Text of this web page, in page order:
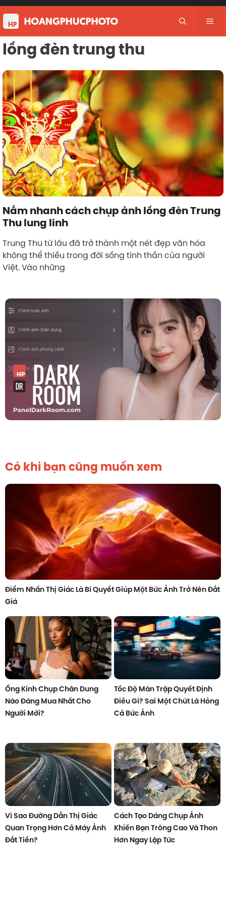
Skip
to
content
lồng đèn trung thu
Nắm nhanh cách chụp ảnh lồng đèn Trung
Thu lung linh
Trung Thu từ lâu đã trở thành một nét đẹp văn hóa
không thể thiếu trong đời sống tinh thần của người
Việt. Vào những
Có khi bạn cũng muốn xem
Điểm Nhấn Thị Giác Là Bí Quyết Giúp Một Bức Ảnh Trở Nên Đắt
Giá
Ống Kính Chụp Chân Dung
Nào Đáng Mua Nhất Cho
Người Mới?
Tốc Độ Màn Trập Quyết Định
Điều Gì? Sai Một Chút Là Hỏng
Cả Bức Ảnh
Vì Sao Đường Dẫn Thị Giác
Quan Trọng Hơn Cả Máy Ảnh
Đắt Tiền?
Cách Tạo Dáng Chụp Ảnh
Khiến Bạn Trông Cao Và Thon
Hơn Ngay Lập Tức